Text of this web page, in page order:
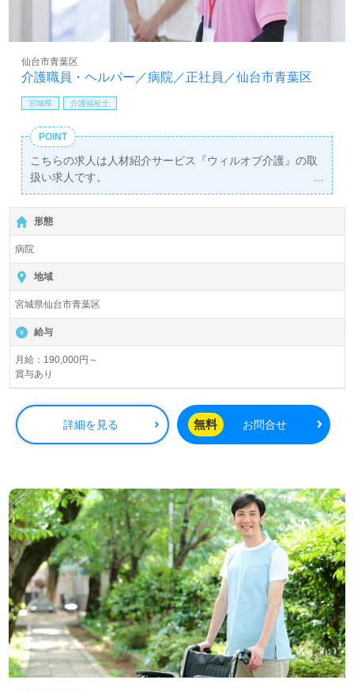
介護職員・ヘルパー／病院／正社員／仙台市青葉区
仙台市青葉区
宮城県 介護福祉士
POINT
こちらの求人は人材紹介サービス『ウィルオブ介護』の取
扱い求人です。
詳細に関してお気軽にご相談ください♪
【無料】で皆さんの転職活動をサポートいたします。
形態
病院
地域
宮城県仙台市青葉区
給与
月給：190,000円～
賞与あり
詳細を見る 無料 お問合せ